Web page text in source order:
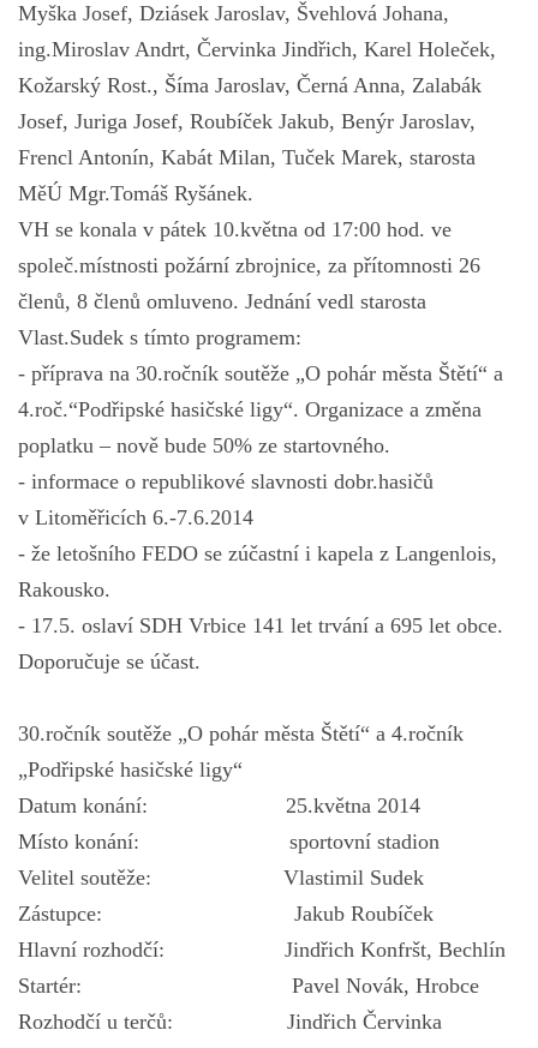
NAPSALI O NÁS
ODKAZY
PRO ČLENY
ZDRAVOTNICKÝ TÝM
Hasiči Štětí
www.hasicisteti.cz
www.facebook.com/sdhsteti
Tel. : 416 812 149
hot line: 728 372 242
Záchranná služba 155
Policie 158
(poté stisknout 3 pro MP Štětí)
Tísňová linka 112
© 2021 Hasiči Štětí
Myška Josef, Dziásek Jaroslav, Švehlová Johana,
ing.Miroslav Andrt, Červinka Jindřich, Karel Holeček,
Kožarský Rost., Šíma Jaroslav, Černá Anna, Zalabák
Josef, Juriga Josef, Roubíček Jakub, Benýr Jaroslav,
Frencl Antonín, Kabát Milan, Tuček Marek, starosta
MěÚ Mgr.Tomáš Ryšánek.
VH se konala v pátek 10.května od 17:00 hod. ve
společ.místnosti požární zbrojnice, za přítomnosti 26
členů, 8 členů omluveno. Jednání vedl starosta
Vlast.Sudek s tímto programem:
- příprava na 30.ročník soutěže „O pohár města Štětí“ a
4.roč.“Podřipské hasičské ligy“. Organizace a změna
poplatku – nově bude 50% ze startovného.
- informace o republikové slavnosti dobr.hasičů
v Litoměřicích 6.-7.6.2014
- že letošního FEDO se zúčastní i kapela z Langenlois,
Rakousko.
- 17.5. oslaví SDH Vrbice 141 let trvání a 695 let obce.
Doporučuje se účast.
30.ročník soutěže „O pohár města Štětí“ a 4.ročník
„Podřipské hasičské ligy“
Datum konání: 25.května 2014
Místo konání: sportovní stadion
Velitel soutěže: Vlastimil Sudek
Zástupce: Jakub Roubíček
Hlavní rozhodčí: Jindřich Konfršt, Bechlín
Startér: Pavel Novák, Hrobce
Rozhodčí u terčů: Jindřich Červinka